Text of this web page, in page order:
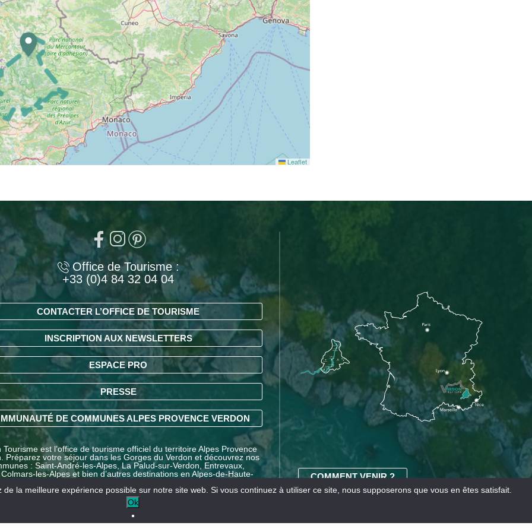
Leaflet
Office de Tourisme :
+33 (0)4 84 32 04 04
CONTACTER L’OFFICE DE TOURISME
INSCRIPTION AUX NEWSLETTERS
ESPACE PRO
PRESSE
DE COMMUNES ALPES PROVENCE VERDON
Tourisme est l’office de tourisme officiel du territoire Alpes Provence
Préparez votre séjour dans les Gorges du Verdon et découvrez nos
: Saint-André-les-Alpes, La Palud-sur-Verdon, Entrevaux,
les-Alpes et bien d’autres destinations en Alpes-de-Haute-
COMMENT VENIR ?
partenaires
la meilleure expérience possible sur notre site web. Si vous continuez à utiliser ce site, nous supposerons que vous en êtes satisfait.
Ok